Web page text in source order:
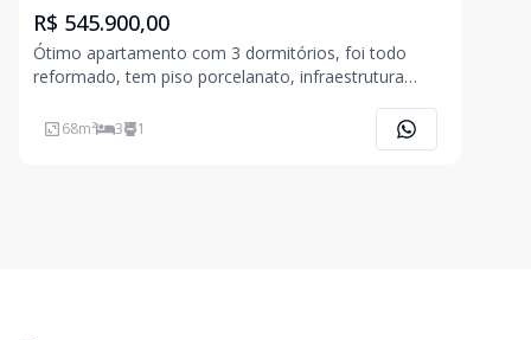
R$ 545.900,00
Ótimo apartamento com 3 dormitórios, foi todo
reformado, tem piso porcelanato, infraestrutura
quart
68m² 3 1